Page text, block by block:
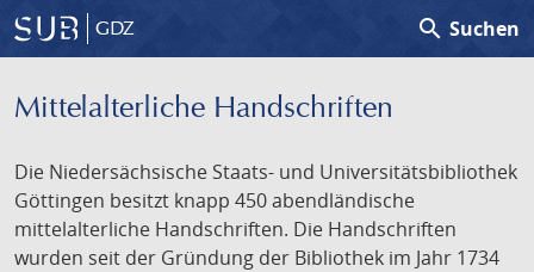
GDZ search Suchen
Mittelalterliche Handschriften
Die Niedersächsische Staats- und Universitätsbibliothek
Göttingen besitzt knapp 450 abendländische
mittelalterliche Handschriften. Die Handschriften
wurden seit der Gründung der Bibliothek im Jahr 1734